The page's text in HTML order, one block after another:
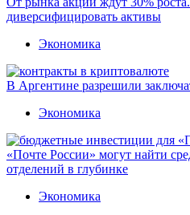
диверсифицировать активы
Экономика
В Аргентине разрешили
Экономика
«Почте России» могут найти
отделений в глубинке
Экономика